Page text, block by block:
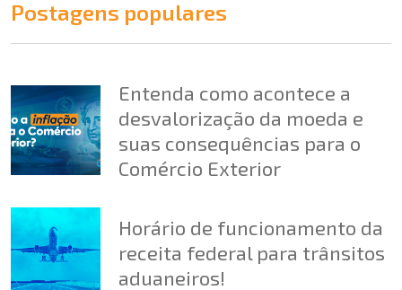
Postagens populares
Entenda como acontece a
desvalorização da moeda e
suas consequências para o
Comércio Exterior
Horário de funcionamento da
receita federal para trânsitos
aduaneiros!